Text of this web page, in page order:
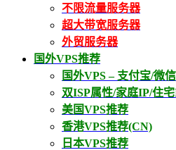
不限流量服务器
超大带宽服务器
外贸服务器
国外VPS推荐
国外VPS – 支付宝/微
双ISP属性/家庭IP/住
美国VPS推荐
香港VPS推荐(CN)
日本VPS推荐